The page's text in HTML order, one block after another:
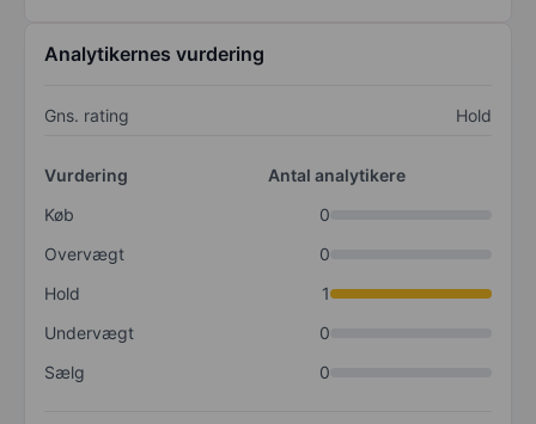
Analytikernes vurdering
Gns. rating Hold
Vurdering
Antal analytikere
Køb
0
Overvægt
0
Hold
1
Undervægt
0
Sælg
0